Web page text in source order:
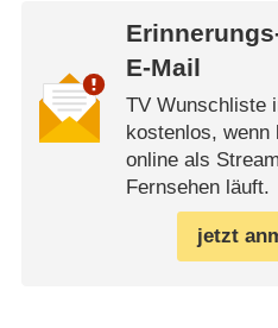
E-Mail
TV Wunschliste
kostenlos, wenn
online als
Fernsehen läuft.
jetzt